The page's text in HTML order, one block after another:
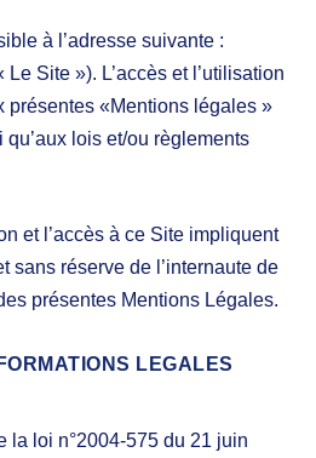
à l’adresse suivante :
Le Site »). L’accès et l’utilisation
présentes «Mentions légales »
lois et/ou règlements
et l’accès à ce Site impliquent
sans réserve de l’internaute de
présentes Mentions Légales.
LEGALES
la loi n°2004-575 du 21 juin